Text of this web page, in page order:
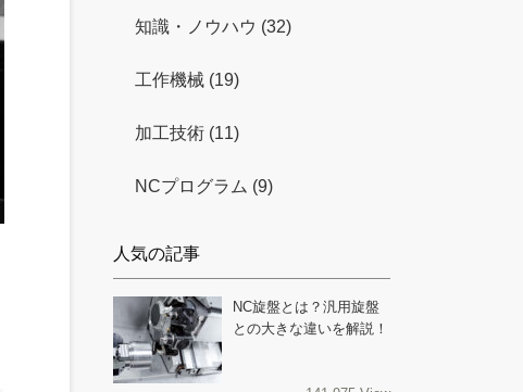
知識・ノウハウ (32)
工作機械 (19)
加工技術 (11)
NCプログラム (9)
人気の記事
NC旋盤とは？汎用旋盤
との大きな違いを解説！